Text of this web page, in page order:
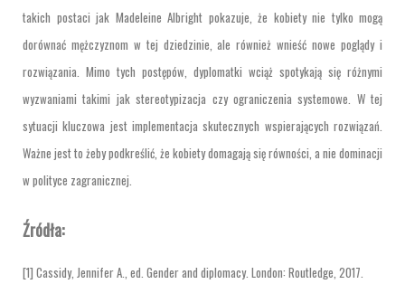
takich postaci jak Madeleine Albright pokazuje, że kobiety nie tylko mogą
dorównać mężczyznom w tej dziedzinie, ale również wnieść nowe poglądy i
rozwiązania. Mimo tych postępów, dyplomatki wciąż spotykają się różnymi
wyzwaniami takimi jak stereotypizacja czy ograniczenia systemowe. W tej
sytuacji kluczowa jest implementacja skutecznych wspierających rozwiązań.
Ważne jest to żeby podkreślić, że kobiety domagają się równości, a nie dominacji
w polityce zagranicznej.
Źródła:
[1] Cassidy, Jennifer A., ed. Gender and diplomacy. London: Routledge, 2017.